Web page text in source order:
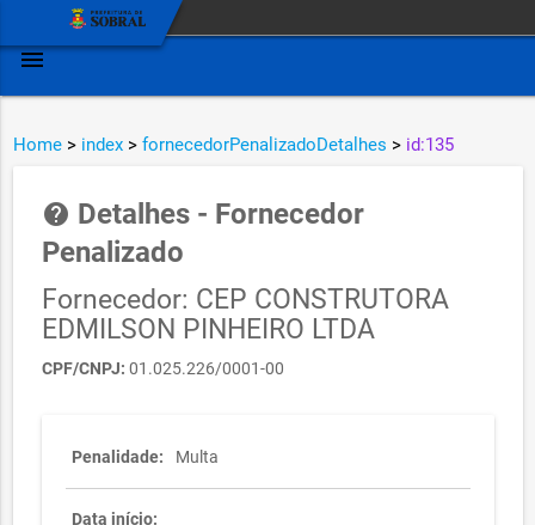
menu
Home > index > fornecedorPenalizadoDetalhes > id:135
help Detalhes - Fornecedor
Penalizado
Fornecedor: CEP CONSTRUTORA
EDMILSON PINHEIRO LTDA
CPF/CNPJ: 01.025.226/0001-00
Penalidade: Multa
Data início: